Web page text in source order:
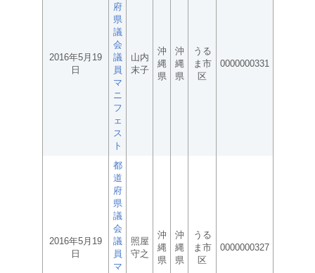
2016年5月19
日
府
県
議
会
議
員
マ
ニ
フ
ェ
ス
ト
山内
末子
沖
縄
県
沖
縄
県
うる
ま市
区
0000000331
2016年5月19
日
都
道
府
県
議
会
議
員
マ
照屋
守之
沖
縄
県
沖
縄
県
うる
ま市
区
0000000327